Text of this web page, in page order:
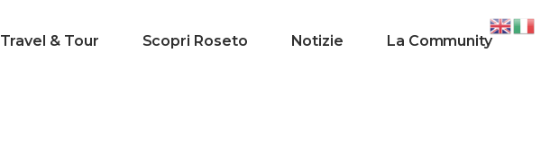
Travel & Tour Scopri Roseto Notizie La Community